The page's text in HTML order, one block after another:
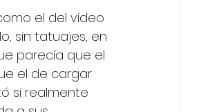
el del video
sin tatuajes, en
parecía que el
el de cargar
si realmente